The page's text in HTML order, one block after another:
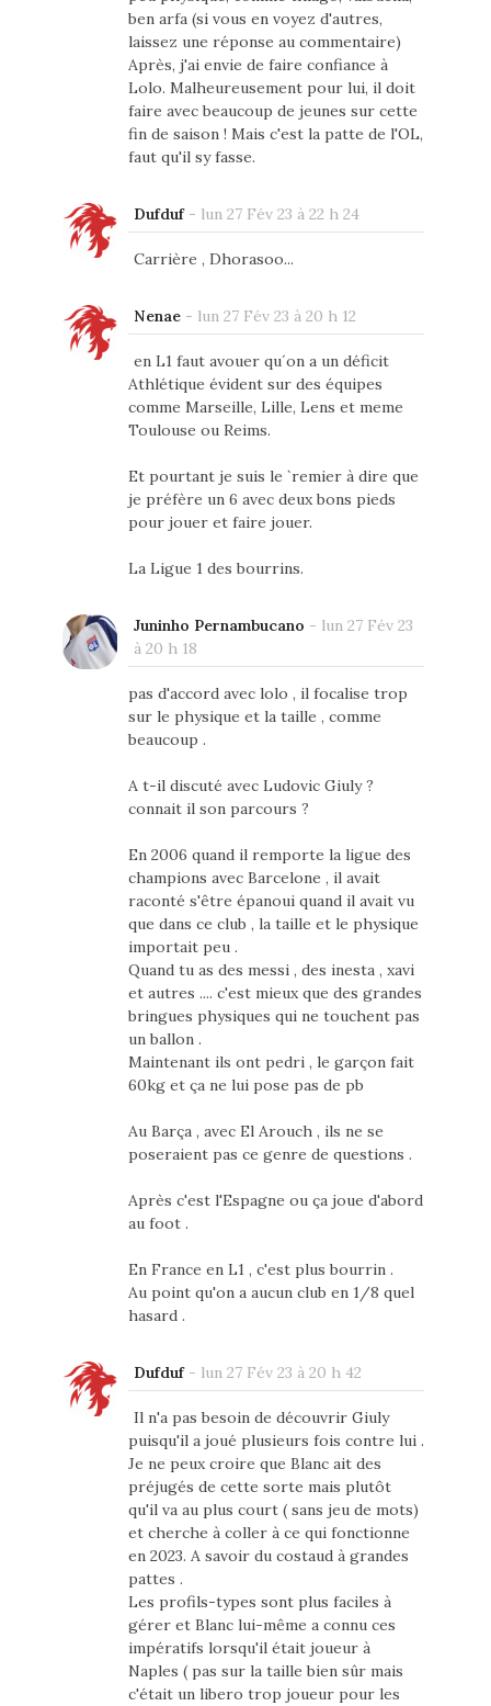
ben arfa (si vous en voyez d'autres,
laissez une réponse au commentaire)
Après, j'ai envie de faire confiance à
Lolo. Malheureusement pour lui, il doit
faire avec beaucoup de jeunes sur cette
fin de saison ! Mais c'est la patte de l'OL,
faut qu'il sy fasse.
Dufduf- lun 27 Fév 23 à 22 h 24
Carrière , Dhorasoo...
Nenae- lun 27 Fév 23 à 20 h 12
en L1 faut avouer qu´on a un déficit
Athlétique évident sur des équipes
comme Marseille, Lille, Lens et meme
Toulouse ou Reims.
Et pourtant je suis le `remier à dire que
je préfère un 6 avec deux bons pieds
pour jouer et faire jouer.
La Ligue 1 des bourrins.
Juninho Pernambucano - lun 27 Fév 23
à 20 h 18
pas d'accord avec lolo , il focalise trop
sur le physique et la taille , comme
beaucoup .
A t-il discuté avec Ludovic Giuly ?
connait il son parcours ?
En 2006 quand il remporte la ligue des
champions avec Barcelone , il avait
raconté s'être épanoui quand il avait vu
que dans ce club , la taille et le physique
importait peu .
Quand tu as des messi , des inesta , xavi
et autres .... c'est mieux que des grandes
bringues physiques qui ne touchent pas
un ballon .
Maintenant ils ont pedri , le garçon fait
60kg et ça ne lui pose pas de pb
Au Barça , avec El Arouch , ils ne se
poseraient pas ce genre de questions .
Après c'est l'Espagne ou ça joue d'abord
au foot .
En France en L1 , c'est plus bourrin .
Au point qu'on a aucun club en 1/8 quel
hasard .
Dufduf- lun 27 Fév 23 à 20 h 42
Il n'a pas besoin de découvrir Giuly
puisqu'il a joué plusieurs fois contre lui .
Je ne peux croire que Blanc ait des
préjugés de cette sorte mais plutôt
qu'il va au plus court ( sans jeu de mots)
et cherche à coller à ce qui fonctionne
en 2023. A savoir du costaud à grandes
pattes .
Les profils-types sont plus faciles à
gérer et Blanc lui-même a connu ces
impératifs lorsqu'il était joueur à
Naples ( pas sur la taille bien sûr mais
c'était un libero trop joueur pour les